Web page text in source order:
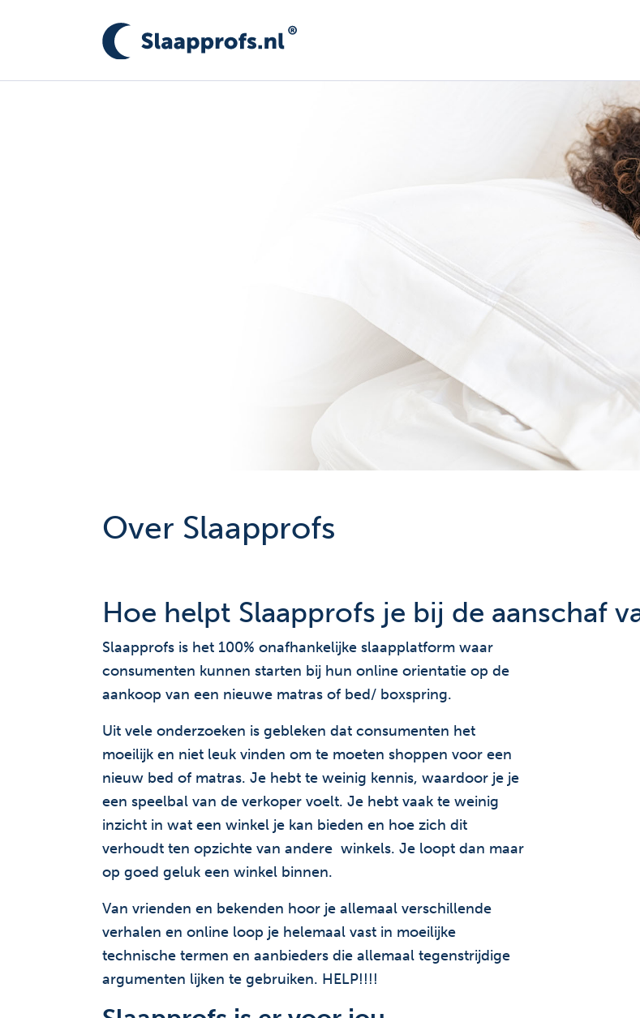
Over Slaapprofs
Hoe helpt Slaapprofs je bij de aanschaf
Slaapprofs is het 100% onafhankelijke slaapplatform waar
consumenten kunnen starten bij hun online orientatie op de
aankoop van een nieuwe matras of bed/ boxspring.
Uit vele onderzoeken is gebleken dat consumenten het
moeilijk en niet leuk vinden om te moeten shoppen voor een
nieuw bed of matras. Je hebt te weinig kennis, waardoor je je
een speelbal van de verkoper voelt. Je hebt vaak te weinig
inzicht in wat een winkel je kan bieden en hoe zich dit
verhoudt ten opzichte van andere winkels. Je loopt dan maar
op goed geluk een winkel binnen.
Van vrienden en bekenden hoor je allemaal verschillende
verhalen en online loop je helemaal vast in moeilijke
technische termen en aanbieders die allemaal tegenstrijdige
argumenten lijken te gebruiken. HELP!!!!